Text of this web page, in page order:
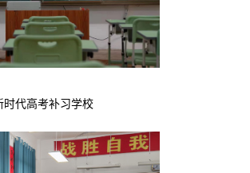
时代高考补习学校